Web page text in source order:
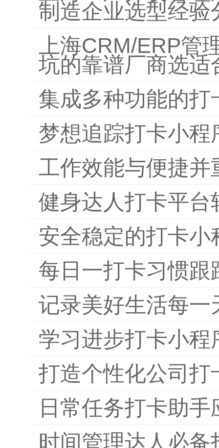
制造企业选型经验
上海CRM/ERP管
坑的靠谱厂商选适
集成多种功能的
梦想追踪打卡小程
工作效能与便捷
健身达人打卡平台
安全稳定的打卡小
每日一打卡习惯跟
记录美好生活每一
学习进步打卡小程
打造个性化公司打
日常任务打卡助手
时间管理达人必备